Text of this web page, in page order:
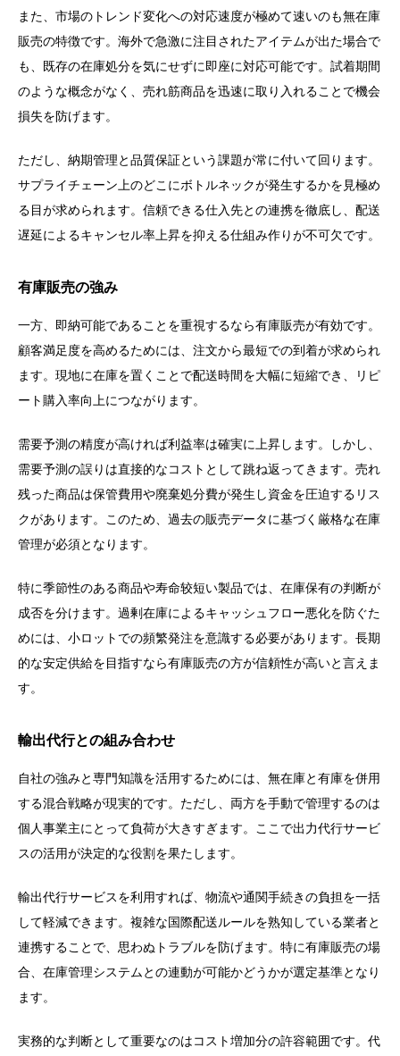
また、市場のトレンド変化への対応速度が極めて速いのも無在庫
販売の特徴です。海外で急激に注目されたアイテムが出た場合で
も、既存の在庫処分を気にせずに即座に対応可能です。試着期間
のような概念がなく、売れ筋商品を迅速に取り入れることで機会
損失を防げます。
ただし、納期管理と品質保証という課題が常に付いて回ります。
サプライチェーン上のどこにボトルネックが発生するかを見極め
る目が求められます。信頼できる仕入先との連携を徹底し、配送
遅延によるキャンセル率上昇を抑える仕組み作りが不可欠です。
有庫販売の強み
一方、即納可能であることを重視するなら有庫販売が有効です。
顧客満足度を高めるためには、注文から最短での到着が求められ
ます。現地に在庫を置くことで配送時間を大幅に短縮でき、リピ
ート購入率向上につながります。
需要予測の精度が高ければ利益率は確実に上昇します。しかし、
需要予測の誤りは直接的なコストとして跳ね返ってきます。売れ
残った商品は保管費用や廃棄処分費が発生し資金を圧迫するリス
クがあります。このため、過去の販売データに基づく厳格な在庫
管理が必須となります。
特に季節性のある商品や寿命较短い製品では、在庫保有の判断が
成否を分けます。過剰在庫によるキャッシュフロー悪化を防ぐた
めには、小ロットでの頻繁発注を意識する必要があります。長期
的な安定供給を目指すなら有庫販売の方が信頼性が高いと言えま
す。
輸出代行との組み合わせ
自社の強みと専門知識を活用するためには、無在庫と有庫を併用
する混合戦略が現実的です。ただし、両方を手動で管理するのは
個人事業主にとって負荷が大きすぎます。ここで出力代行サービ
スの活用が決定的な役割を果たします。
輸出代行サービスを利用すれば、物流や通関手続きの負担を一括
して軽減できます。複雑な国際配送ルールを熟知している業者と
連携することで、思わぬトラブルを防げます。特に有庫販売の場
合、在庫管理システムとの連動が可能かどうかが選定基準となり
ます。
実務的な判断として重要なのはコスト増加分の許容範囲です。代